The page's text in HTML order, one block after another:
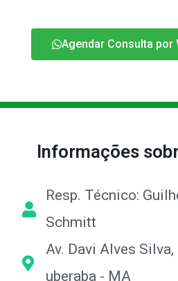
Agendar Consulta por
Informações
Resp. Técnico:
Schmitt
Av. Davi Alves
uberaba - MA